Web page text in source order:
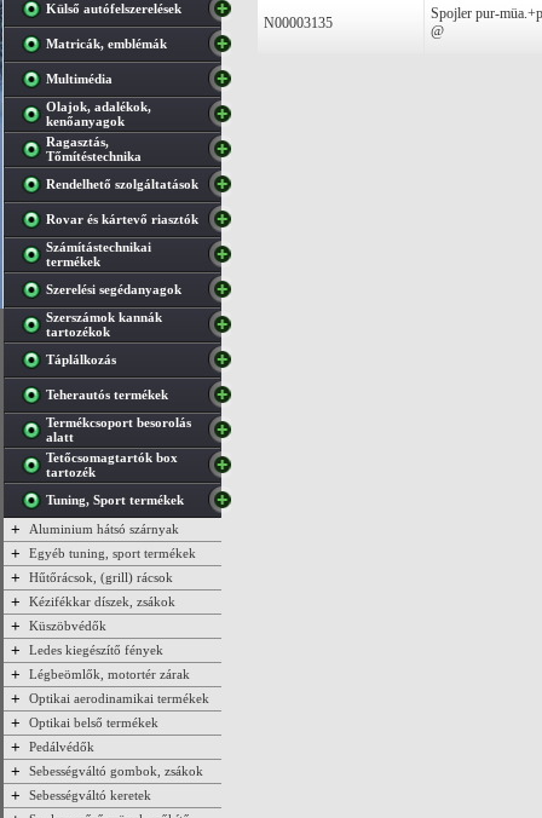
Külső autófelszerelések
Matricák, emblémák
Multimédia
Olajok, adalékok,
kenőanyagok
Ragasztás,
Tőmítéstechnika
Rendelhető szolgáltatások
Rovar és kártevő riasztók
Számítástechnikai
termékek
Szerelési segédanyagok
Szerszámok kannák
tartozékok
Táplálkozás
Teherautós termékek
Termékcsoport besorolás
alatt
Tetőcsomagtartók box
tartozék
Tuning, Sport termékek
+ Aluminium hátsó szárnyak
+ Egyéb tuning, sport termékek
+ Hűtőrácsok, (grill) rácsok
+ Kézifékkar díszek, zsákok
+ Küszöbvédők
+ Ledes kiegészítő fények
+ Légbeömlők, motortér zárak
+ Optikai aerodinamikai termékek
+ Optikai belső termékek
+ Pedálvédők
+ Sebességváltó gombok, zsákok
+ Sebességváltó keretek
N00003135
Spojler pur-
@